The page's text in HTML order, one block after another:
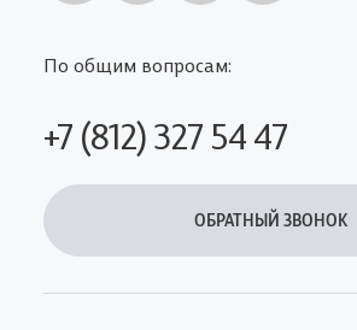
По общим вопросам:
+7 (812) 327 54 47
ОБРАТНЫЙ ЗВОНОК